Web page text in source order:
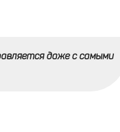
даже с самыми